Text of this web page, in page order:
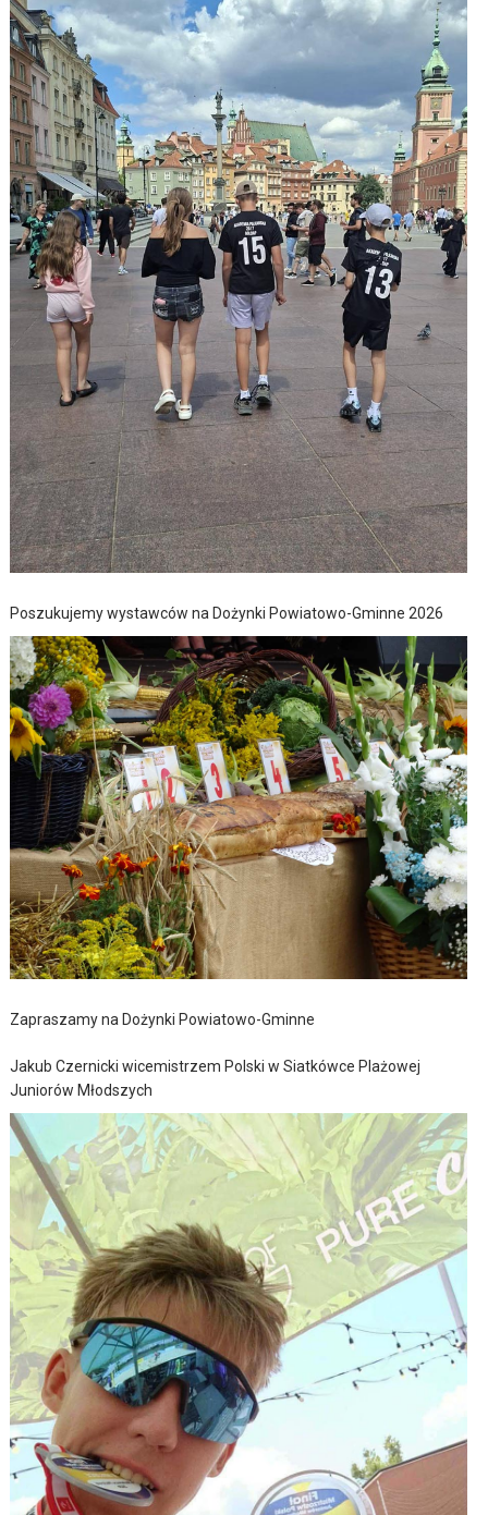
Poszukujemy wystawców na Dożynki Powiatowo-Gminne 2026
Zapraszamy na Dożynki Powiatowo-Gminne
Jakub Czernicki wicemistrzem Polski w Siatkówce Plażowej
Juniorów Młodszych